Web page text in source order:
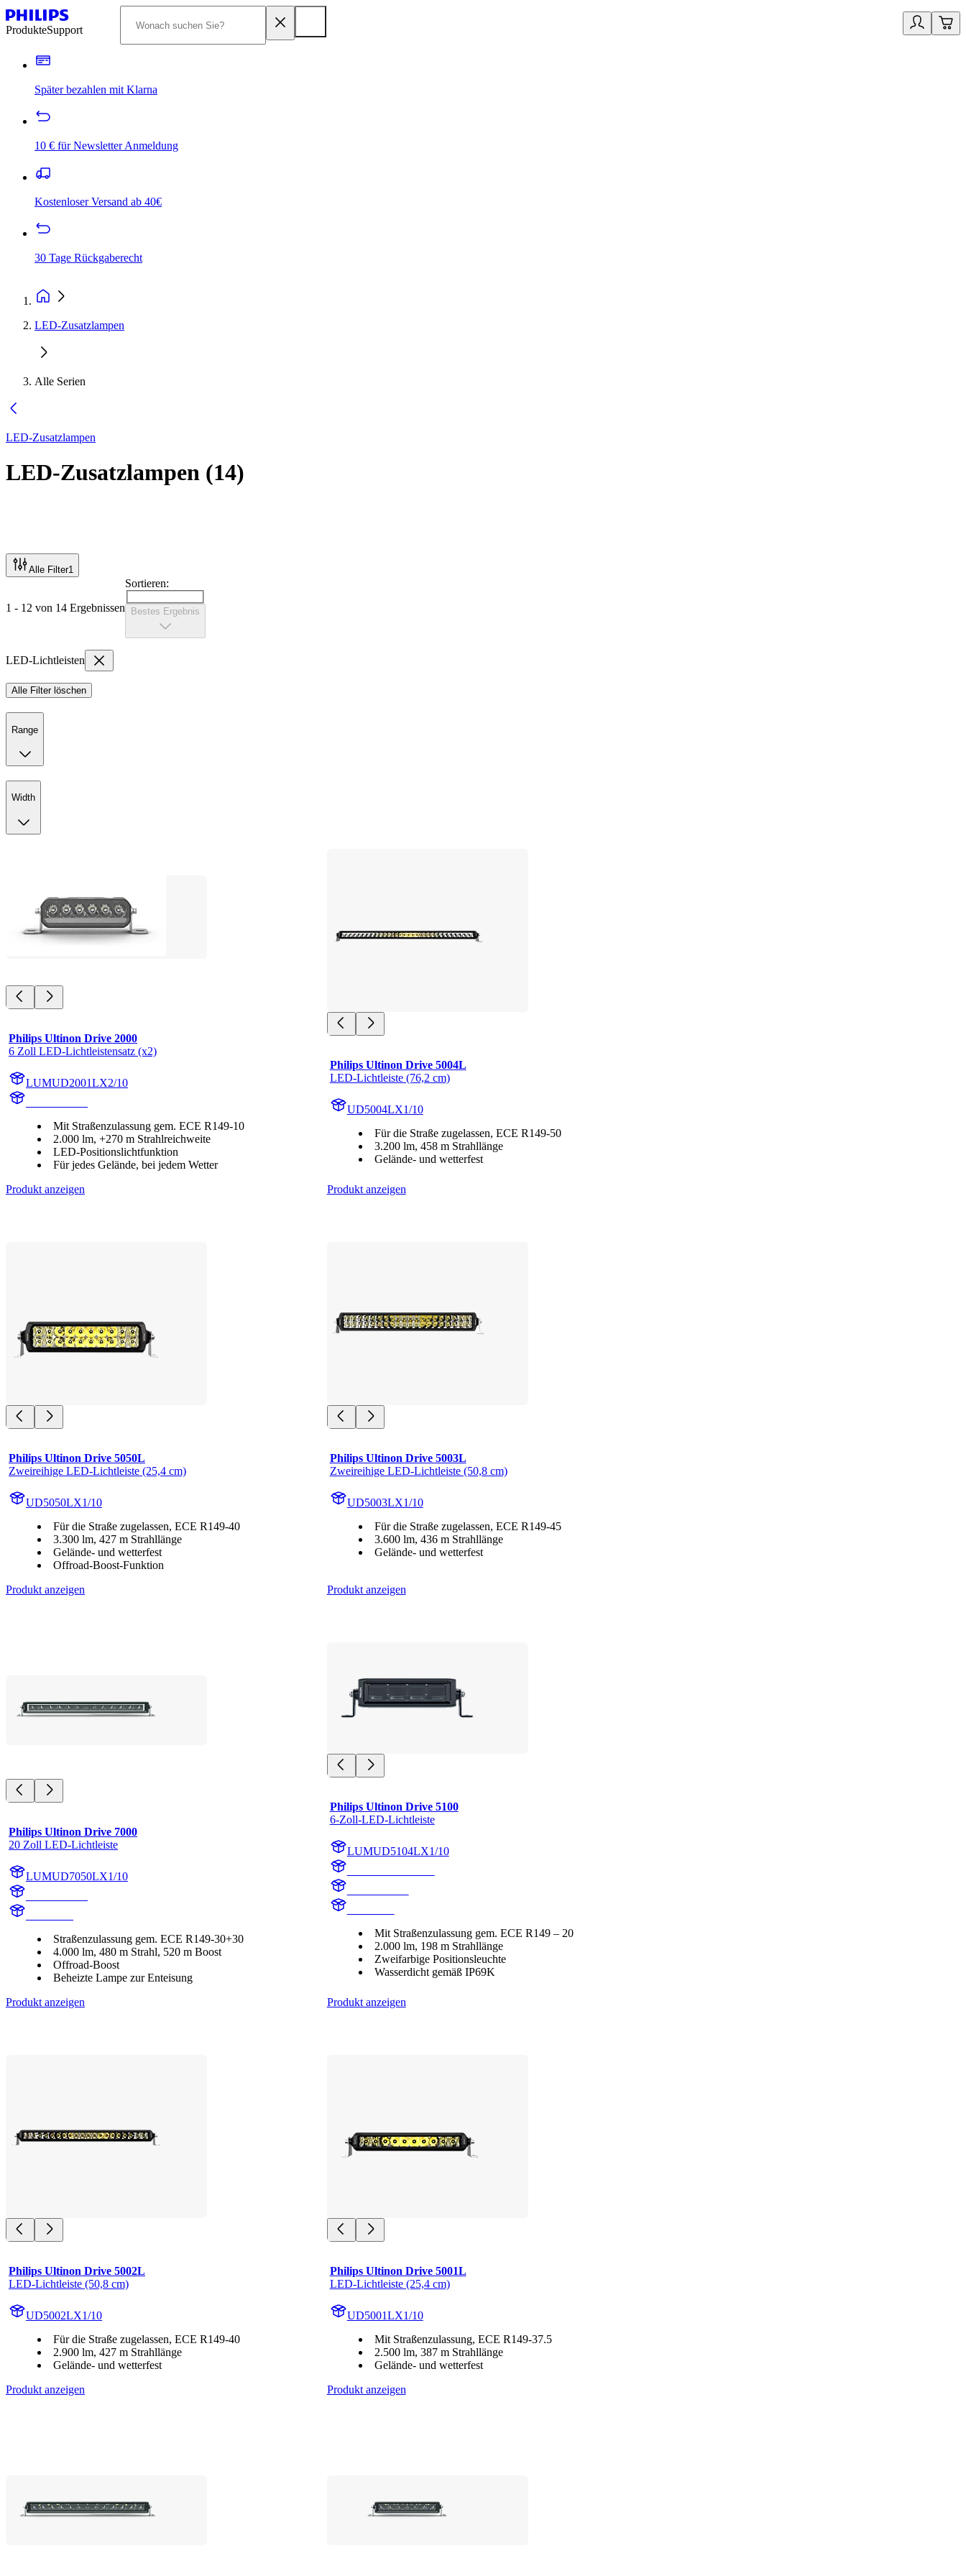
ProdukteSupport
Später bezahlen mit Klarna
10 € für Newsletter Anmeldung
Kostenloser Versand ab 40€
30 Tage Rückgaberecht
LED-Zusatzlampen
Alle Serien
LED-Zusatzlampen
LED-Zusatzlampen (14)
Alle Filter1
1 - 12 von 14 Ergebnissen
Sortieren:
Bestes Ergebnis
LED-Lichtleisten
Alle Filter löschen
Range
Width
Philips Ultinon Drive 2000
6 Zoll LED-Lichtleistensatz (x2)
LUMUD2001LX2/10
Mit Straßenzulassung gem. ECE R149-10
2.000 lm, +270 m Strahlreichweite
LED-Positionslichtfunktion
Für jedes Gelände, bei jedem Wetter
Produkt anzeigen
Philips Ultinon Drive 5004L
LED-Lichtleiste (76,2 cm)
UD5004LX1/10
Für die Straße zugelassen, ECE R149-50
3.200 lm, 458 m Strahllänge
Gelände- und wetterfest
Produkt anzeigen
Philips Ultinon Drive 5050L
Zweireihige LED-Lichtleiste (25,4 cm)
UD5050LX1/10
Für die Straße zugelassen, ECE R149-40
3.300 lm, 427 m Strahllänge
Gelände- und wetterfest
Offroad-Boost-Funktion
Produkt anzeigen
Philips Ultinon Drive 5003L
Zweireihige LED-Lichtleiste (50,8 cm)
UD5003LX1/10
Für die Straße zugelassen, ECE R149-45
3.600 lm, 436 m Strahllänge
Gelände- und wetterfest
Produkt anzeigen
Philips Ultinon Drive 7000
20 Zoll LED-Lichtleiste
LUMUD7050LX1/10
Straßenzulassung gem. ECE R149-30+30
4.000 lm, 480 m Strahl, 520 m Boost
Offroad-Boost
Beheizte Lampe zur Enteisung
Produkt anzeigen
Philips Ultinon Drive 5100
6-Zoll-LED-Lichtleiste
LUMUD5104LX1/10
Mit Straßenzulassung gem. ECE R149 – 20
2.000 lm, 198 m Strahllänge
Zweifarbige Positionsleuchte
Wasserdicht gemäß IP69K
Produkt anzeigen
Philips Ultinon Drive 5002L
LED-Lichtleiste (50,8 cm)
UD5002LX1/10
Für die Straße zugelassen, ECE R149-40
2.900 lm, 427 m Strahllänge
Gelände- und wetterfest
Produkt anzeigen
Philips Ultinon Drive 5001L
LED-Lichtleiste (25,4 cm)
UD5001LX1/10
Mit Straßenzulassung, ECE R149-37.5
2.500 lm, 387 m Strahllänge
Gelände- und wetterfest
Produkt anzeigen